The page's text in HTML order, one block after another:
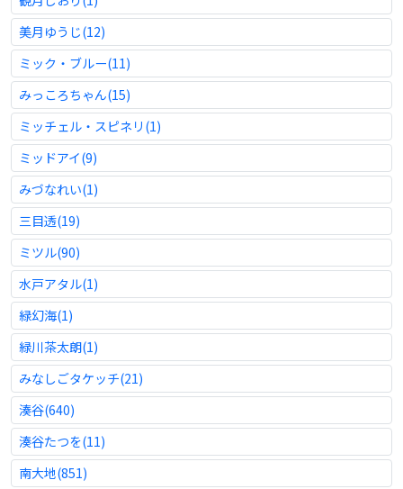
美月ゆうじ(12)
ミック・ブルー(11)
みっころちゃん(15)
ミッチェル・スピネリ(1)
ミッドアイ(9)
みづなれい(1)
三目透(19)
ミツル(90)
水戸アタル(1)
緑幻海(1)
緑川茶太朗(1)
みなしごタケッチ(21)
湊谷(640)
湊谷たつを(11)
南大地(851)